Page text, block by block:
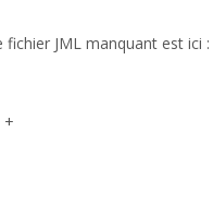
fichier JML manquant est ici :
+